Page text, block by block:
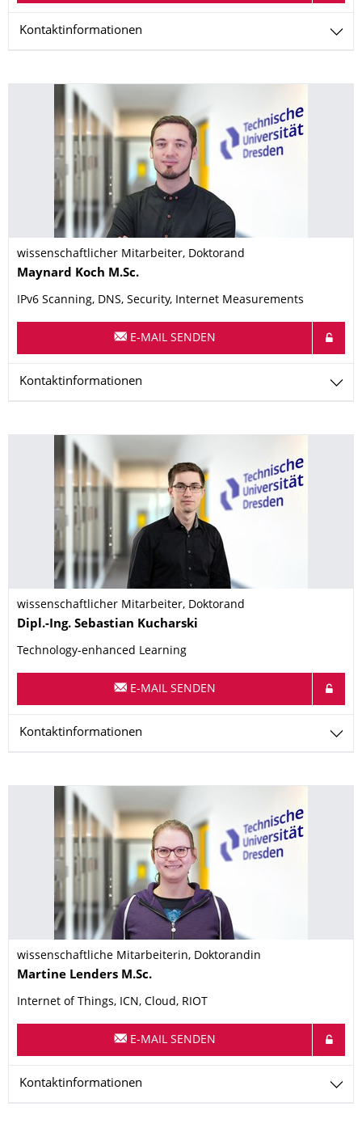
Kontaktinformationen
wissenschaftlicher Mitarbeiter, Doktorand
Name
Maynard Koch M.Sc.
IPv6 Scanning, DNS, Security, Internet Measurements
E-MAIL SENDEN
Kontaktinformationen
wissenschaftlicher Mitarbeiter, Doktorand
Name
Dipl.-Ing. Sebastian Kucharski
Technology-enhanced Learning
E-MAIL SENDEN
Kontaktinformationen
wissenschaftliche Mitarbeiterin, Doktorandin
Name
Martine Lenders M.Sc.
Internet of Things, ICN, Cloud, RIOT
E-MAIL SENDEN
Kontaktinformationen